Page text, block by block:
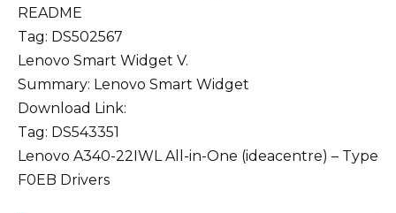
README
Tag: DS502567
Lenovo Smart Widget V.
Summary: Lenovo Smart Widget
Download Link:
Tag: DS543351
Lenovo A340-22IWL All-in-One (ideacentre) – Type
F0EB Drivers